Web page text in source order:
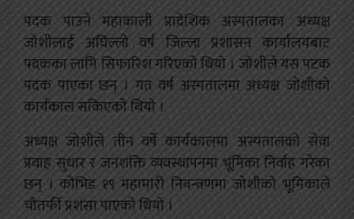
पदक पाउने महाकाली प्रादेशिक अस्पतालका अध्यक्ष
जोशीलाई अघिल्लो वर्ष जिल्ला प्रशासन कार्यालयबाट
पदकका लागि सिफारिश गरिएको थियो । जोशीले यस पटक
पदक पाएका छन् । गत वर्ष अस्पतालमा अध्यक्ष जोशीको
कार्यकाल सकिएको थियो ।
अध्यक्ष जोशीले तीन वर्षे कार्यकालमा अस्पतालको सेवा
प्रवाह सुधार र जनशक्ति व्यवस्थापनमा भूमिका निर्वाह गरेका
छन् । कोभिड १९ महामारी नियन्त्रणमा जोशीको भूमिकाले
चौतर्फी प्रशंसा पाएको थियो ।